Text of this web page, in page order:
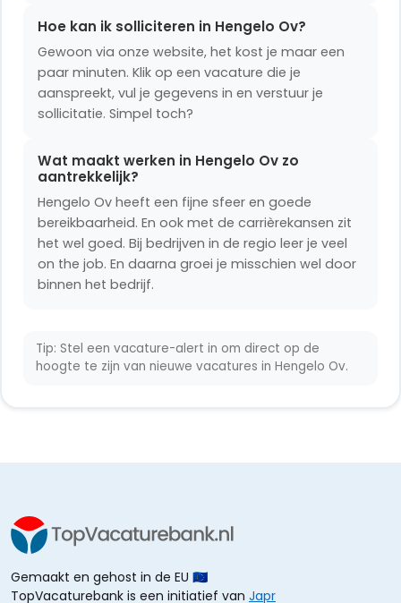
Hoe kan ik solliciteren in Hengelo Ov?
Gewoon via onze website, het kost je maar een
paar minuten. Klik op een vacature die je
aanspreekt, vul je gegevens in en verstuur je
sollicitatie. Simpel toch?
Wat maakt werken in Hengelo Ov zo
aantrekkelijk?
Hengelo Ov heeft een fijne sfeer en goede
bereikbaarheid. En ook met de carrièrekansen zit
het wel goed. Bij bedrijven in de regio leer je veel
on the job. En daarna groei je misschien wel door
binnen het bedrijf.
Tip: Stel een vacature-alert in om direct op de
hoogte te zijn van nieuwe vacatures in Hengelo Ov.
Gemaakt en gehost in de EU 🇪🇺
TopVacaturebank is een initiatief van Japr